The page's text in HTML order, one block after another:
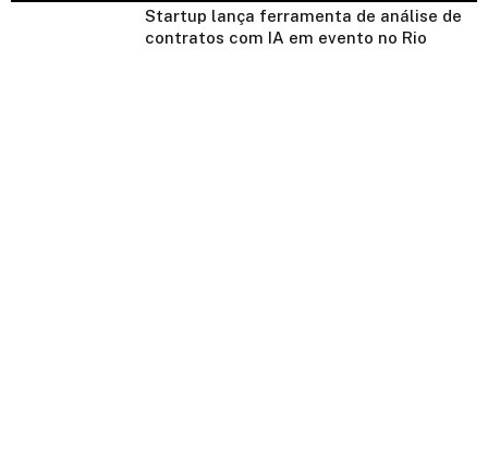
Startup lança ferramenta de análise de
contratos com IA em evento no Rio